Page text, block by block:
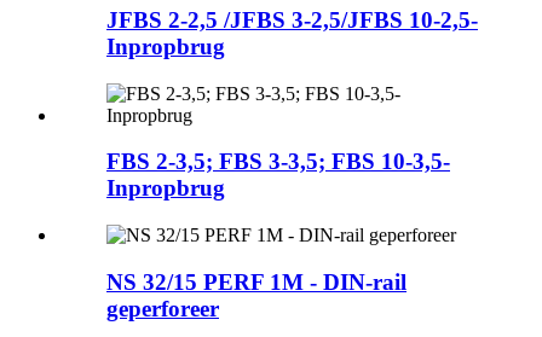
JFBS 2-2,5 /JFBS 3-2,5/JFBS 10-2,5-
Inpropbrug
FBS 2-3,5; FBS 3-3,5; FBS 10-3,5-
Inpropbrug
NS 32/15 PERF 1M - DIN-rail
geperforeer